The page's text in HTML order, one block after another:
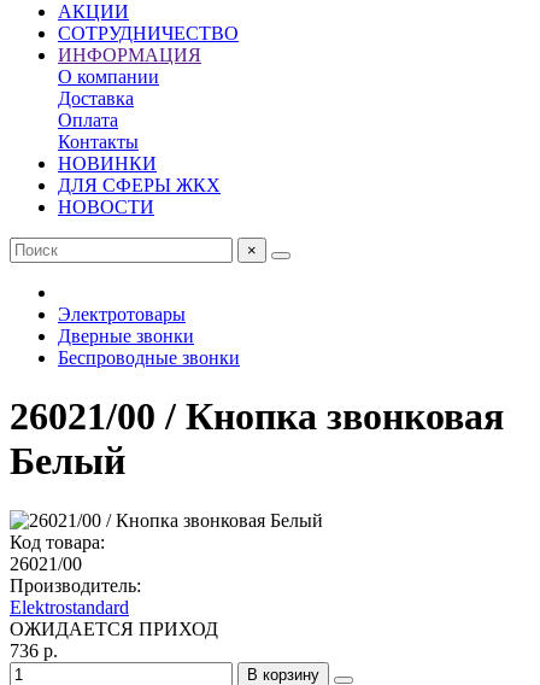
АКЦИИ
СОТРУДНИЧЕСТВО
ИНФОРМАЦИЯ
О компании
Доставка
Оплата
Контакты
НОВИНКИ
ДЛЯ СФЕРЫ ЖКХ
НОВОСТИ
×
Электротовары
Дверные звонки
Беспроводные звонки
26021/00 / Кнопка звонковая
Белый
Код товара:
26021/00
Производитель:
Elektrostandard
ОЖИДАЕТСЯ ПРИХОД
736 р.
В корзину